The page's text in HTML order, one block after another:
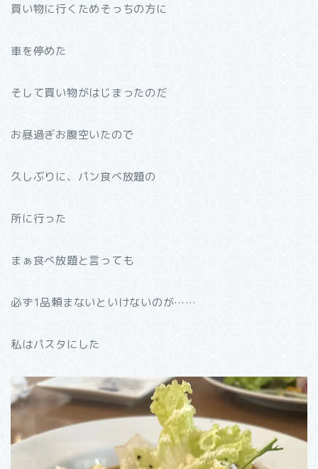
買い物に行くためそっちの方に
車を停めた
そして買い物がはじまったのだ
お昼過ぎお腹空いたので
久しぶりに、パン食べ放題の
所に行った
まぁ食べ放題と言っても
必ず1品頼まないといけないのが……
私はパスタにした